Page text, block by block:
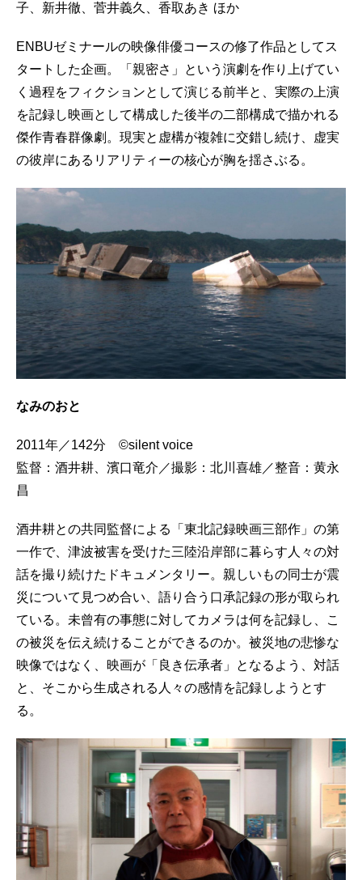
子、新井徹、菅井義久、香取あき ほか
ENBUゼミナールの映像俳優コースの修了作品としてス
タートした企画。「親密さ」という演劇を作り上げてい
く過程をフィクションとして演じる前半と、実際の上演
を記録し映画として構成した後半の二部構成で描かれる
傑作青春群像劇。現実と虚構が複雑に交錯し続け、虚実
の彼岸にあるリアリティーの核心が胸を揺さぶる。
なみのおと
2011年／142分 ©silent voice
監督：酒井耕、濱口竜介／撮影：北川喜雄／整音：黄永
昌
酒井耕との共同監督による「東北記録映画三部作」の第
一作で、津波被害を受けた三陸沿岸部に暮らす人々の対
話を撮り続けたドキュメンタリー。親しいもの同士が震
災について見つめ合い、語り合う口承記録の形が取られ
ている。未曾有の事態に対してカメラは何を記録し、こ
の被災を伝え続けることができるのか。被災地の悲惨な
映像ではなく、映画が「良き伝承者」となるよう、対話
と、そこから生成される人々の感情を記録しようとす
る。